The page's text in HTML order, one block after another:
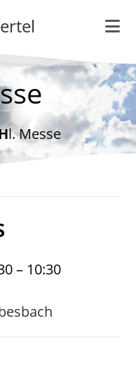
Hl. Messe
– 10:30